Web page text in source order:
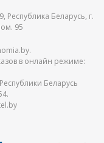
Республика Беларусь, г.
95
в онлайн режиме:
Беларусь